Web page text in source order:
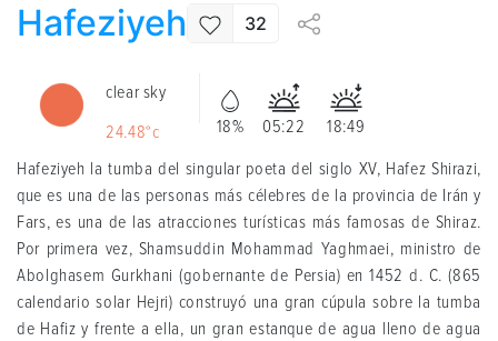
Hafeziyeh 32
clear sky
24.48°c
18% 05:22
18:49
Hafeziyeh la tumba del singular poeta del siglo XV, Hafez Shirazi,
que es una de las personas más célebres de la provincia de Irán y
Fars, es una de las atracciones turísticas más famosas de Shiraz.
Por primera vez, Shamsuddin Mohammad Yaghmaei, ministro de
Abolghasem Gurkhani (gobernante de Persia) en 1452 d. C. (865
calendario solar Hejri) construyó una gran cúpula sobre la tumba
de Hafiz y frente a ella, un gran estanque de agua lleno de agua